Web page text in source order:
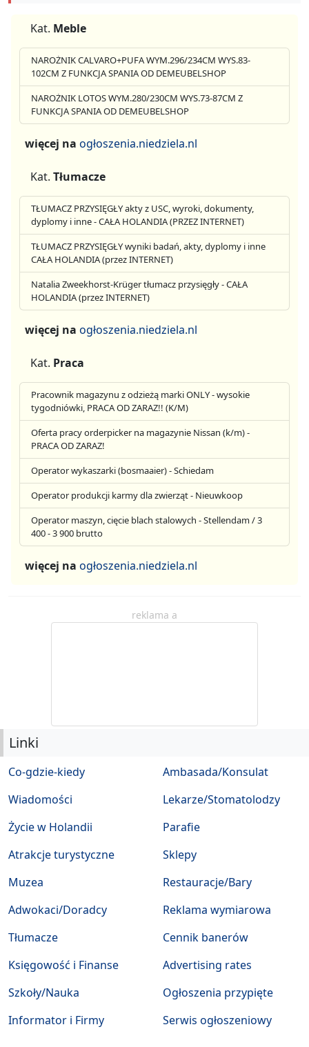
Kat. Meble
NAROŻNIK CALVARO+PUFA WYM.296/234CM WYS.83-
102CM Z FUNKCJA SPANIA OD DEMEUBELSHOP
NAROŻNIK LOTOS WYM.280/230CM WYS.73-87CM Z
FUNKCJA SPANIA OD DEMEUBELSHOP
więcej na ogłoszenia.niedziela.nl
Kat. Tłumacze
TŁUMACZ PRZYSIĘGŁY akty z USC, wyroki, dokumenty,
dyplomy i inne - CAŁA HOLANDIA (PRZEZ INTERNET)
TŁUMACZ PRZYSIĘGŁY wyniki badań, akty, dyplomy i inne
CAŁA HOLANDIA (przez INTERNET)
Natalia Zweekhorst-Krüger tłumacz przysięgły - CAŁA
HOLANDIA (przez INTERNET)
więcej na ogłoszenia.niedziela.nl
Kat. Praca
Pracownik magazynu z odzieżą marki ONLY - wysokie
tygodniówki, PRACA OD ZARAZ!! (K/M)
Oferta pracy orderpicker na magazynie Nissan (k/m) -
PRACA OD ZARAZ!
Operator wykaszarki (bosmaaier) - Schiedam
Operator produkcji karmy dla zwierząt - Nieuwkoop
Operator maszyn, cięcie blach stalowych - Stellendam / 3
400 - 3 900 brutto
więcej na ogłoszenia.niedziela.nl
reklama a
Linki
Co-gdzie-kiedy
Wiadomości
Życie w Holandii
Atrakcje turystyczne
Muzea
Ambasada/Konsulat
Lekarze/Stomatolodzy
Parafie
Sklepy
Restauracje/Bary
Adwokaci/Doradcy
Tłumacze
Księgowość i Finanse
Szkoły/Nauka
Informator i Firmy
Reklama wymiarowa
Cennik banerów
Advertising rates
Ogłoszenia przypięte
Serwis ogłoszeniowy